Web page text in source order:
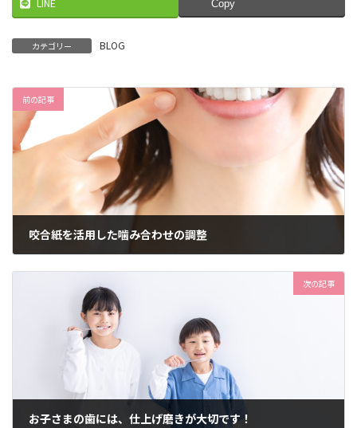
Copy
カテゴリー BLOG
前の記事
咬合紙を活用した噛み合わせの調整
次の記事
お子さまの歯には、仕上げ磨きが大切です！